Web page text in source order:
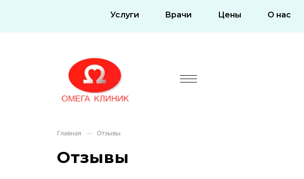
Услуги Врачи Цены О нас
Главная — Отзывы
Отзывы